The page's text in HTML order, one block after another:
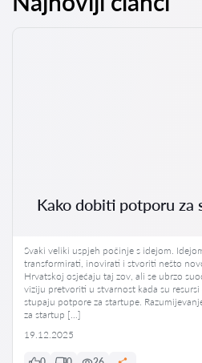
Kako dobiti potporu za
Svaki veliki uspjeh počinje s idejom.
transformirati, inovirati i stvoriti nešto
Hrvatskoj osjećaju taj zov, ali se ubrzo
viziju pretvoriti u stvarnost kada su
stupaju potpore za startupe.
za startup […]
19.12.2025